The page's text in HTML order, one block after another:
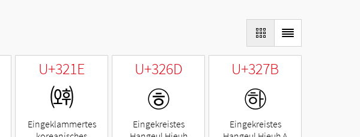
U+321E
㈞
Eingeklammertes
U+326D
㉭
Eingekreistes
U+327B
㉻
Eingekreistes